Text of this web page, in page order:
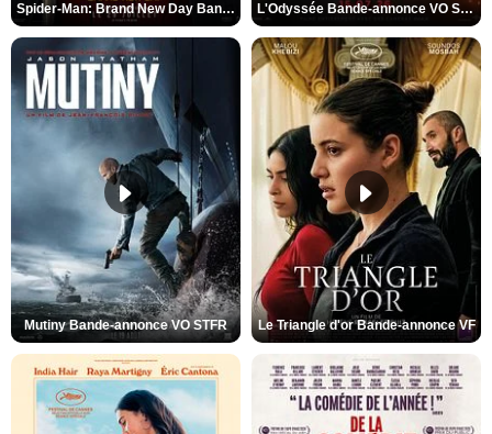
Spider-Man: Brand New Day Bande-annonce VO STFR L'Odyssée Bande-annonce VO STFR
Mutiny Bande-annonce VO STFR Le Triangle d'or Bande-annonce VF